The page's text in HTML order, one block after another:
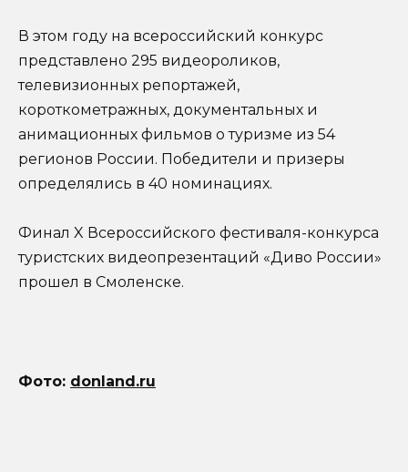
В этом году на всероссийский конкурс
представлено 295 видеороликов,
телевизионных репортажей,
короткометражных, документальных и
анимационных фильмов о туризме из 54
регионов России. Победители и призеры
определялись в 40 номинациях.
Финал X Всероссийского фестиваля-конкурса
туристских видеопрезентаций «Диво России»
прошел в Смоленске.
Фото: donland.ru